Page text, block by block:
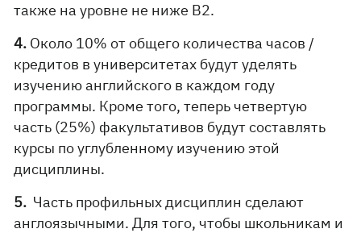
также на уровне не ниже В2.
4. Около 10% от общего количества часов /
кредитов в университетах будут уделять
изучению английского в каждом году
программы. Кроме того, теперь четвертую
часть (25%) факультативов будут составлять
курсы по углубленному изучению этой
дисциплины.
5. Часть профильных дисциплин сделают
англоязычными. Для того, чтобы школьникам и